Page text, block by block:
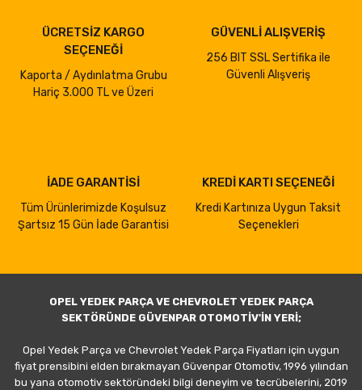
ÜCRETSİZ KARGO
SEÇENEĞİ
Kaporta / Aydınlatma Grubu
Hariç 3.000 TL ve Üzeri
GÜVENLİ ALIŞVERİŞ
256 BIT SSL Sertifika ile
Güvenli Alışveriş
İADE GARANTİSİ
Tüm Ürünlerimizde Koşulsuz
Şartsız 15 Gün İade Garantisi
KREDİ KARTI SEÇENEĞİ
Kredi Kartınıza Uygun Taksit
Seçenekleri
OPEL YEDEK PARÇA VE CHEVROLET YEDEK PARÇA
SEKTÖRÜNDE GÜVENPAR OTOMOTİV'İN YERİ;
Opel Yedek Parça ve Chevrolet Yedek Parça Fiyatları için uygun
fiyat prensibini elden bırakmayan Güvenpar Otomotiv, 1996 yılından
bu yana otomotiv sektöründeki bilgi deneyim ve tecrübelerini, 2019